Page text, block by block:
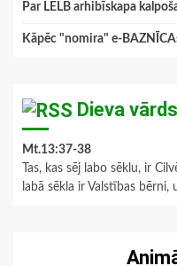
Par LELB arhibīskapa
Kāpēc "nomira" e-
Dieva
Mt.13:37-38
Tas, kas sēj labo sēklu, ir
labā sēkla ir Valstības bērni,